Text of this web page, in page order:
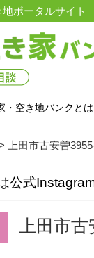
ポータルサイト
・空き地バンクとは
上田市古安曽
公式
上田市